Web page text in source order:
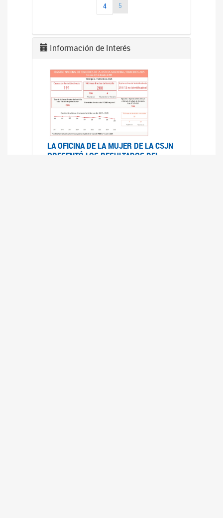
4
5
Información de Interés
LA OFICINA DE LA MUJER DE LA CSJN
PRESENTÓ LOS RESULTADOS DEL